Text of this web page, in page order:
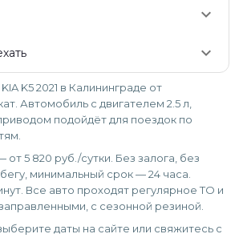
keyboard_arrow_down
keyboard_arrow_down
K5 2021 в Калининграде от
Автомобиль с двигателем 2.5 л,
подойдёт для поездок по
5 820 руб./сутки. Без залога, без
минимальный срок — 24 часа.
Все авто проходят регулярное ТО и
с сезонной резиной.
даты на сайте или свяжитесь с